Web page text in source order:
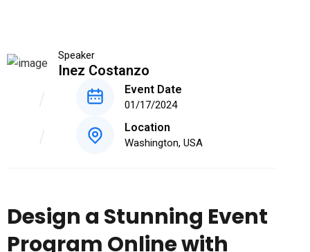
Speaker
Inez Costanzo
Event Date
01/17/2024
Location
Washington, USA
Design a Stunning Event
Program Online with